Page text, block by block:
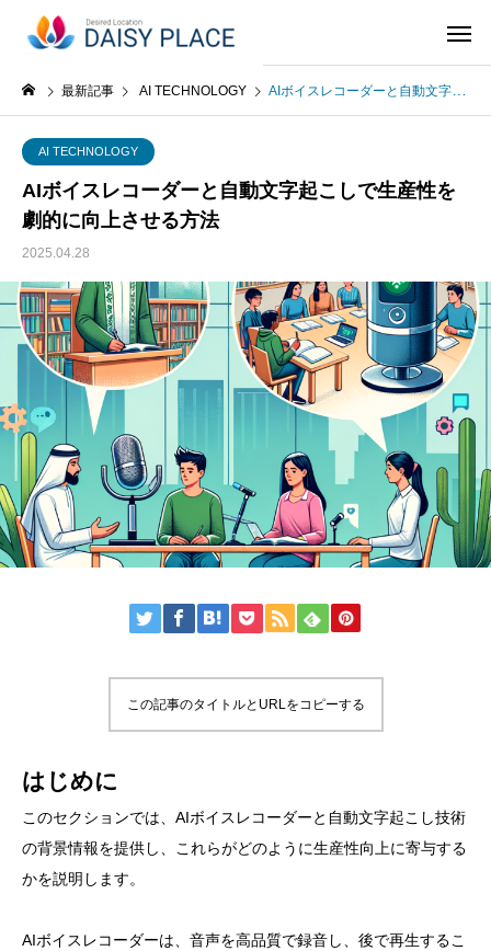
最新記事 AI TECHNOLOGY AIボイスレコーダーと自動文字起こしで生産性を劇的に向上させる方法
AI TECHNOLOGY
AIボイスレコーダーと自動文字起こしで生産性を
劇的に向上させる方法
2025.04.28
この記事のタイトルとURLをコピーする
はじめに
このセクションでは、AIボイスレコーダーと自動文字起こし技術
の背景情報を提供し、これらがどのように生産性向上に寄与する
かを説明します。
AIボイスレコーダーは、音声を高品質で録音し、後で再生するこ